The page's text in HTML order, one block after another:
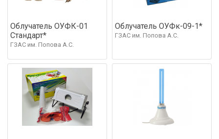
Облучатель ОУФК-01
Стандарт*
ГЗАС им. Попова А.С.
Облучатель ОУФк-09-1*
ГЗАС им. Попова А.С.